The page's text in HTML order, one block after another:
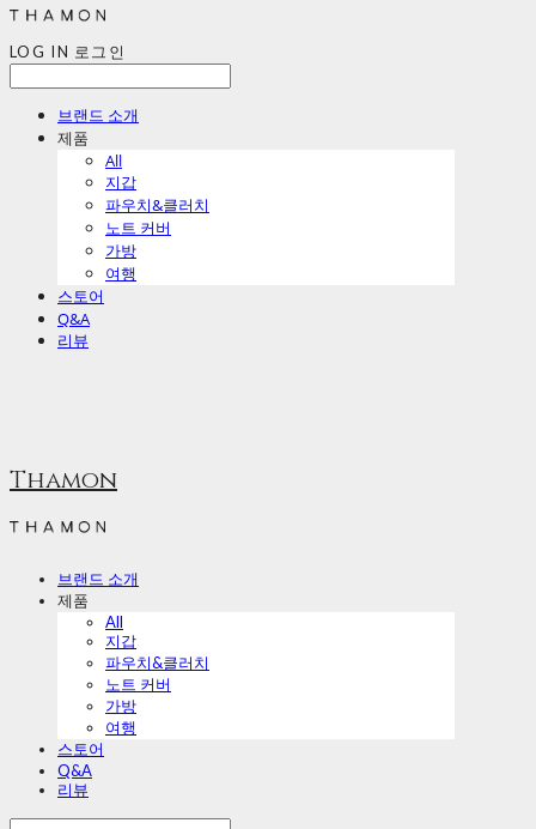
LOG IN 로그인
브랜드 소개
제품
All
지갑
파우치&클러치
노트 커버
가방
여행
스토어
Q&A
리뷰
Thamon
브랜드 소개
제품
All
지갑
파우치&클러치
노트 커버
가방
여행
스토어
Q&A
리뷰